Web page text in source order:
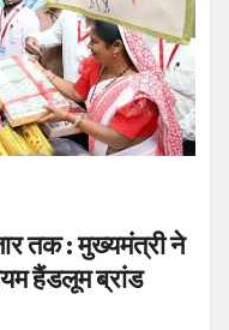
तक : मुख्यमंत्री ने
हैंडलूम ब्रांड